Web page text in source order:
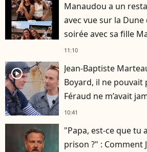
Manaudou a un
avec vue sur la
soirée avec sa fille
11:10
player2
Jean-Baptiste
Boyard, il ne pouvait
Féraud ne m’avait
10:41
"Papa, est-ce que tu
prison ?" : Comment